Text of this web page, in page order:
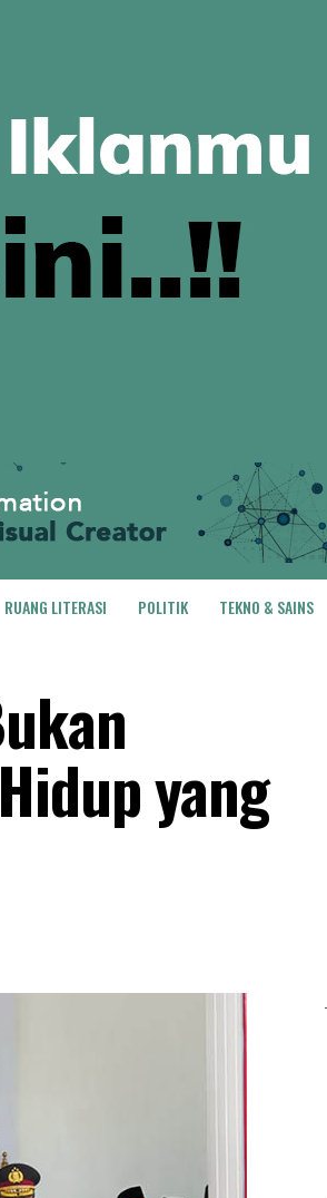
RUANG LITERASI POLITIK TEKNO & SAINS
yang